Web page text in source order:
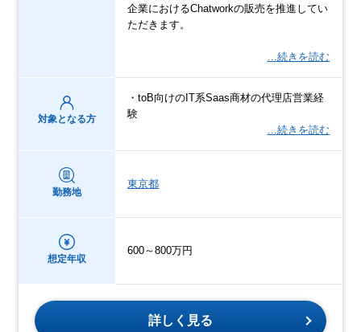
企業におけるChatworkの販売を推進してい
ただきます。
…続きを読む
対象となる方
・toB向けのIT系Saas商材の代理店営業経
験
…続きを読む
勤務地
東京都
想定年収
600～800万円
詳しく見る